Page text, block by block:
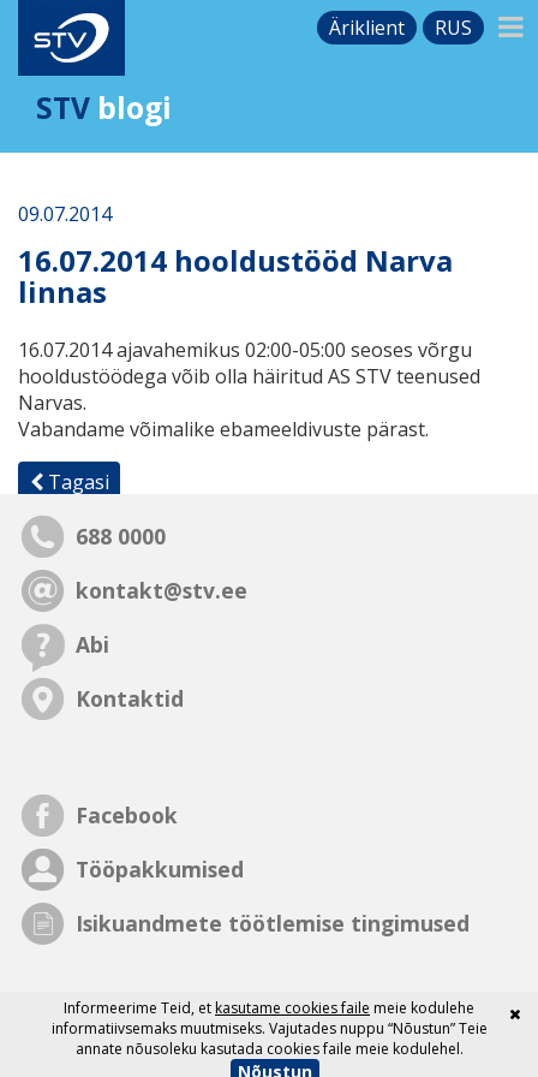
Äriklient RUS
STV blogi
09.07.2014
16.07.2014 hooldustööd Narva
linnas
16.07.2014 ajavahemikus 02:00-05:00 seoses võrgu
hooldustöödega võib olla häiritud AS STV teenused
Narvas.
Vabandame võimalike ebameeldivuste pärast.
Tagasi
688 0000
kontakt@stv.ee
Abi
Kontaktid
Facebook
Tööpakkumised
Isikuandmete töötlemise tingimused
Informeerime Teid, et kasutame cookies faile meie kodulehe
informatiivsemaks muutmiseks. Vajutades nuppu “Nõustun” Teie
annate nõusoleku kasutada cookies faile meie kodulehel.
Nõustun